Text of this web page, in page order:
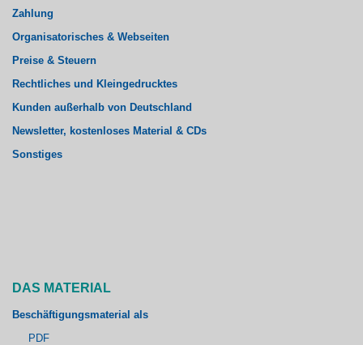
Zahlung
Organisatorisches & Webseiten
Preise & Steuern
Rechtliches und Kleingedrucktes
Kunden außerhalb von Deutschland
Newsletter, kostenloses Material & CDs
Sonstiges
DAS MATERIAL
Beschäftigungsmaterial als
PDF